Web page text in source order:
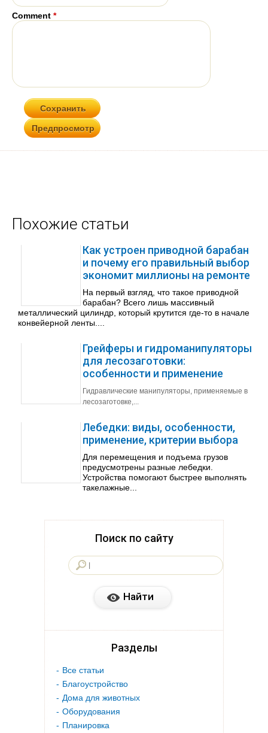
Comment *
Похожие статьи
Как устроен приводной барабан
и почему его правильный выбор
экономит миллионы на ремонте
На первый взгляд, что такое приводной
барабан? Всего лишь массивный
металлический цилиндр, который крутится где-то в начале
конвейерной ленты....
Грейферы и гидроманипуляторы
для лесозаготовки:
особенности и применение
Гидравлические манипуляторы, применяемые в
лесозаготовке,...
Лебедки: виды, особенности,
применение, критерии выбора
Для перемещения и подъема грузов
предусмотрены разные лебедки.
Устройства помогают быстрее выполнять
такелажные...
Поиск по сайту
Разделы
Все статьи
Благоустройство
Дома для животных
Оборудования
Планировка